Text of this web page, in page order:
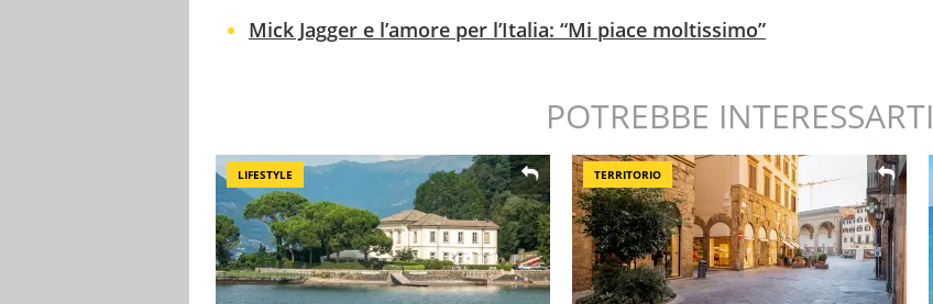
Mick Jagger e l’amore per l’Italia: “Mi piace moltissimo”
POTREBBE INTERESSARTI
LIFESTYLE TERRITORIO